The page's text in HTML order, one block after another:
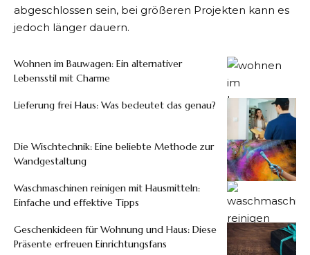
abgeschlossen sein, bei größeren Projekten kann es
jedoch länger dauern.
Wohnen im Bauwagen: Ein alternativer
Lebensstil mit Charme
Lieferung frei Haus: Was bedeutet das genau?
Die Wischtechnik: Eine beliebte Methode zur
Wandgestaltung
Waschmaschinen reinigen mit Hausmitteln:
Einfache und effektive Tipps
Geschenkideen für Wohnung und Haus: Diese
Präsente erfreuen Einrichtungsfans